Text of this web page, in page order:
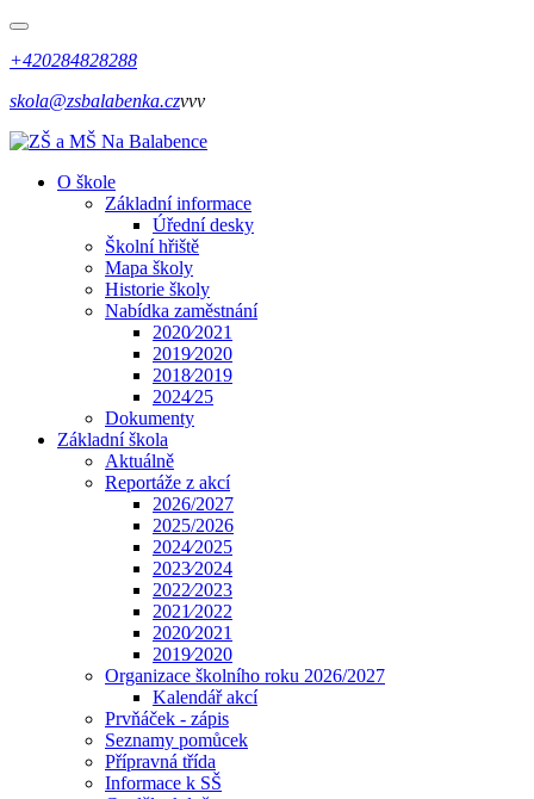
+420284828288
skola@zsbalabenka.czvvv
O škole
Základní informace
Úřední desky
Školní hřiště
Mapa školy
Historie školy
Nabídka zaměstnání
2020⁄2021
2019⁄2020
2018⁄2019
2024⁄25
Dokumenty
Základní škola
Aktuálně
Reportáže z akcí
2026/2027
2025/2026
2024⁄2025
2023⁄2024
2022⁄2023
2021⁄2022
2020⁄2021
2019⁄2020
Organizace školního roku 2026/2027
Kalendář akcí
Prvňáček - zápis
Seznamy pomůcek
Přípravná třída
Informace k SŠ